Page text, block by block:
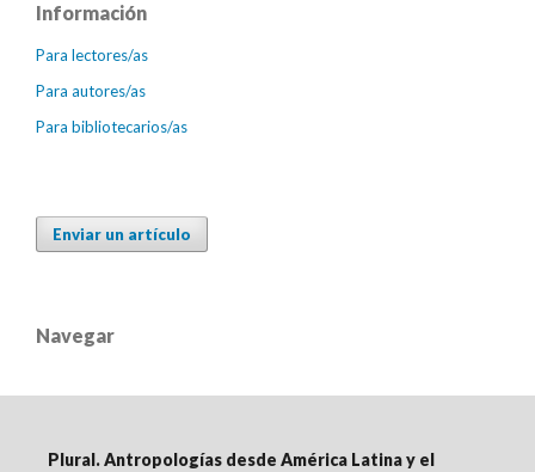
Información
Para lectores/as
Para autores/as
Para bibliotecarios/as
Enviar un artículo
Navegar
Plural. Antropologías desde América Latina y el